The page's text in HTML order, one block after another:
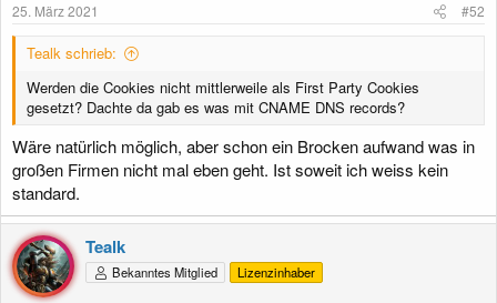
25. März 2021 #52
Tealk schrieb:
Werden die Cookies nicht mittlerweile als First Party Cookies
gesetzt? Dachte da gab es was mit CNAME DNS records?
Wäre natürlich möglich, aber schon ein Brocken aufwand was in
großen Firmen nicht mal eben geht. Ist soweit ich weiss kein
standard.
Tealk
Bekanntes Mitglied Lizenzinhaber